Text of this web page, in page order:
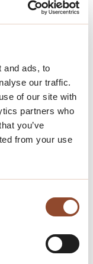
and ads, to
our traffic.
of our site with
partners who
you’ve
from your use
te
bestaat
🤝
#rijswijk